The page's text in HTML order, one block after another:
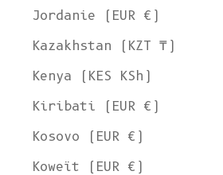
Jordanie (EUR €)
Kazakhstan (KZT ₸)
Kenya (KES KSh)
Kiribati (EUR €)
Kosovo (EUR €)
Koweït (EUR €)